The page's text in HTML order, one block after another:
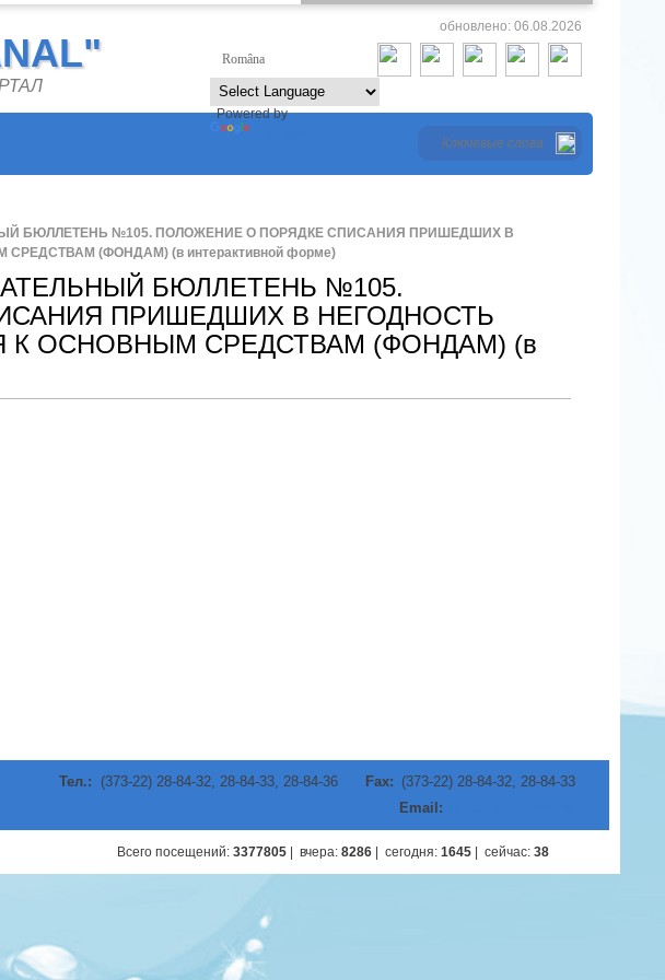
обновлено: 06.08.2026
Româna
Powered by
БЮЛЛЕТЕНЬ №105. ПОЛОЖЕНИЕ О ПОРЯДКЕ СПИСАНИЯ ПРИШЕДШИХ В
(ФОНДАМ) (в интерактивной форме)
БЮЛЛЕТЕНЬ №105.
ПРИШЕДШИХ В НЕГОДНОСТЬ
ОСНОВНЫМ СРЕДСТВАМ (ФОНДАМ) (в
Тел.: (373-22) 28-84-32, 28-84-33, 28-84-36 Fax: (373-22) 28-84-32, 28-84-33
Email:
Всего посещений: 3377805 вчера: 8286 сегодня: 1645 cейчас: 38